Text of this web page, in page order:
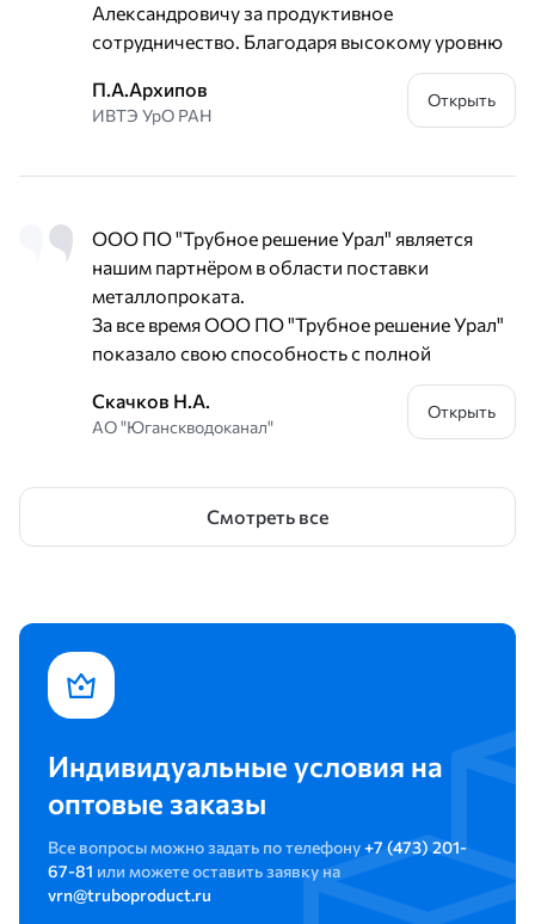
Александровичу за продуктивное
сотрудничество. Благодаря высокому уровню
профессионализма вашей компании нам
удаётся оперативно выполнять очень важные
задачи. Будем рады дальнейшему
вашему делу.
П.А.Архипов
ИВТЭ УрО РАН
Открыть
ООО ПО "Трубное решение Урал" является
нашим партнёром в области поставки
металлопроката.
За все время ООО ПО "Трубное решение Урал"
показало свою способность с полной
ответственностью подходить к поставленным
задачам, выполнять работы качественно и в
срок.
как надежного и стабильного делового
Скачков Н.А.
АО "Юганскводоканал"
Открыть
Смотреть все
Индивидуальные условия на
оптовые заказы
Все вопросы можно задать по телефону+7 (473) 201-
67-81 или можете оставить заявку на
vrn@truboproduct.ru